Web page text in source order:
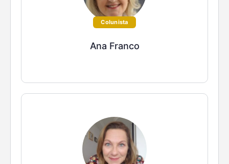
Colunista
Ana Franco